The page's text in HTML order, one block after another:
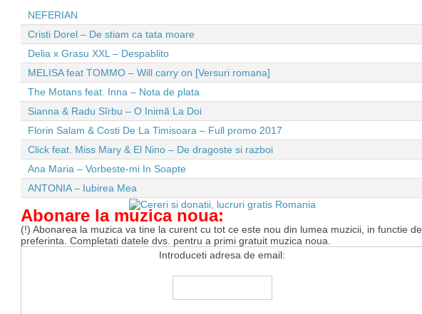
NEFERIAN
Cristi Dorel – De stiam ca tata moare
Delia x Grasu XXL – Despablito
MELISA feat TOMMO – Will carry on [Versuri romana]
The Motans feat. Inna – Nota de plata
Sianna & Radu Sîrbu – O Inimă La Doi
Florin Salam & Costi De La Timisoara – Full promo 2017
Click feat. Miss Mary & El Nino – De dragoste si razboi
Ana Maria – Vorbeste-mi In Soapte
ANTONIA – Iubirea Mea
Abonare la muzica noua:
(!) Abonarea la muzica va tine la curent cu tot ce este nou din lumea muzicii, in functie de
preferinta. Completati datele dvs. pentru a primi gratuit muzica noua.
Introduceti adresa de email: